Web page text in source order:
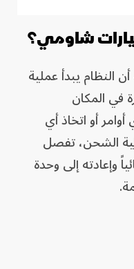
شاومي؟
أن النظام يبدأ عملية
في المكان
أو اتخاذ أي
الشحن، تفصل
وإعادته إلى وحدة